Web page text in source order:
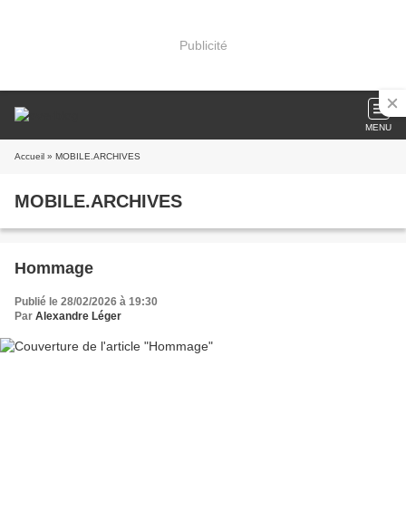
Publicité
MENU
Accueil » MOBILE.ARCHIVES
MOBILE.ARCHIVES
Hommage
Publié le 28/02/2026 à 19:30
Par Alexandre Léger